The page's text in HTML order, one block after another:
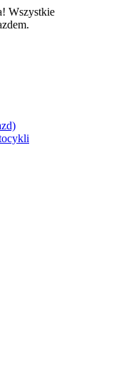
Wszystkie